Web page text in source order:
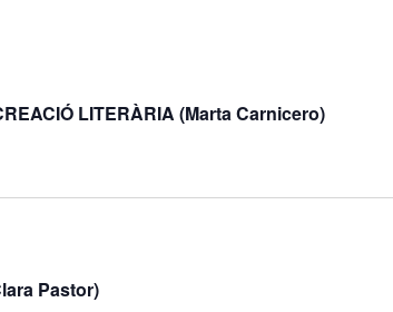
LITERÀRIA (Marta Carnicero)
Pastor)